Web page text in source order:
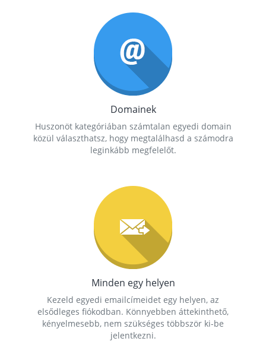
Domainek
Huszonöt kategóriában számtalan egyedi domain
közül választhatsz, hogy megtalálhasd a számodra
leginkább megfelelőt.
Minden egy helyen
Kezeld egyedi emailcímeidet egy helyen, az
elsődleges fiókodban. Könnyebben áttekinthető,
kényelmesebb, nem szükséges többször ki-be
jelentkezni.